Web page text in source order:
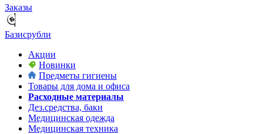
Заказы
Базисрубли
Акции
Новинки
Предметы гигиены
Товары для дома и офиса
Расходные материалы
Дез.средства, баки
Медицинская одежда
Медицинская техника